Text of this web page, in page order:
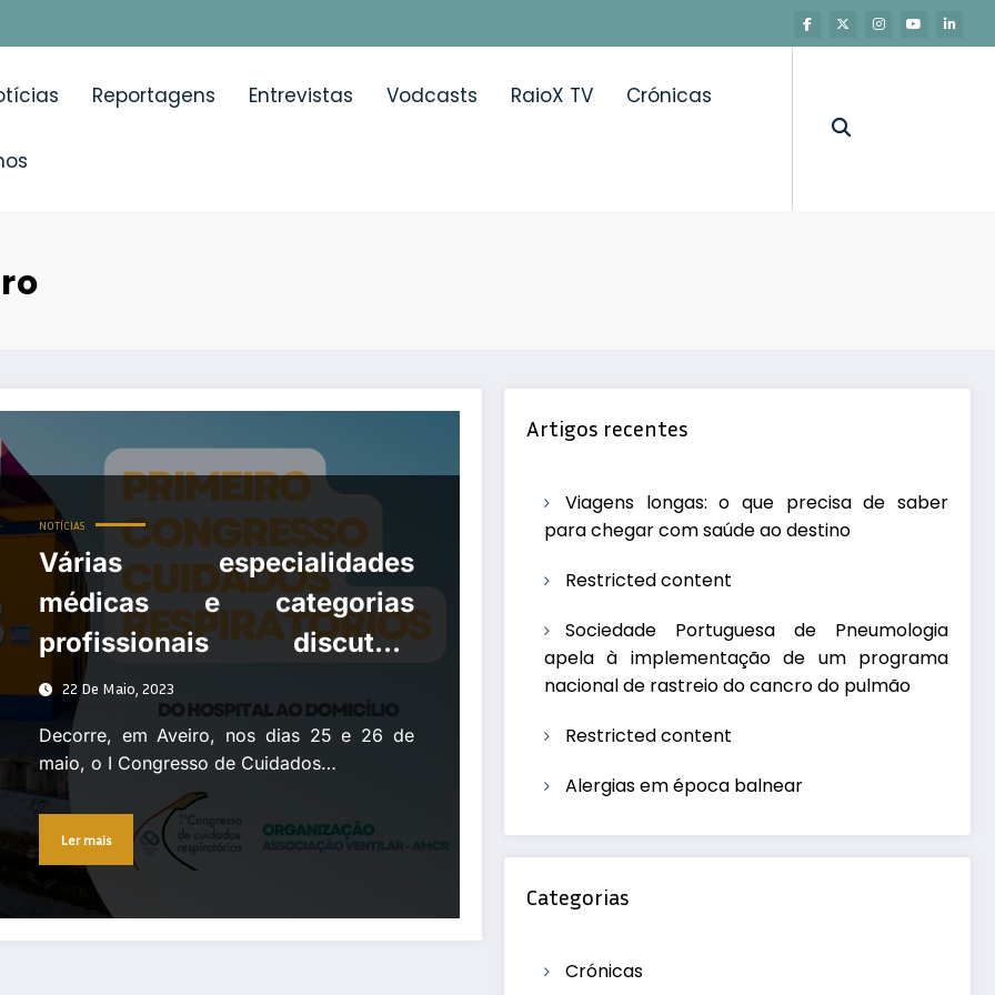
Reportagens Entrevistas Vodcasts RaioX TV Crónicas
discutem Medicina Respiratória desde os Cuidados Intensivos ao Domicílio
NOTÍCIAS
Várias especialidades
médicas e categorias
profissionais discutem
Medicina Respiratória desde
os Cuidados Intensivos ao
Domicílio
22 De Maio, 2023
Decorre, em Aveiro, nos dias 25 e 26 de
maio, o I Congresso de Cuidados…
Ler mais
Artigos recentes
Viagens longas: o que precisa de saber
para chegar com saúde ao destino
Restricted content
Sociedade Portuguesa de Pneumologia
apela à implementação de um programa
nacional de rastreio do cancro do pulmão
Restricted content
Alergias em época balnear
Categorias
Crónicas